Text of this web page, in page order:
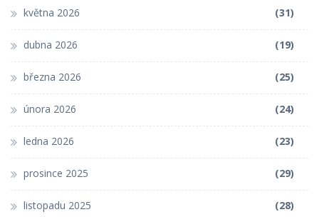
května 2026 (31)
dubna 2026 (19)
března 2026 (25)
února 2026 (24)
ledna 2026 (23)
prosince 2025 (29)
listopadu 2025 (28)